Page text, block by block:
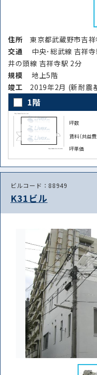
住所東京都武蔵野市
交通
中央･総武線 吉祥
井の頭線 吉祥寺駅 2分
規模
地上5階
竣⼯ 2019年2月 (新耐震
1階
坪数
賃料（共益費
坪単価
ビルコード：88949
K31ビル